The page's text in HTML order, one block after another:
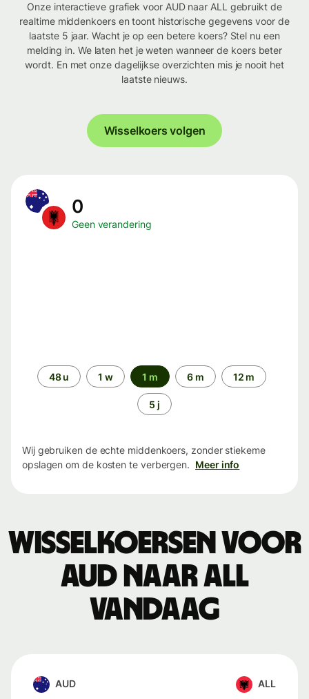
Onze interactieve grafiek voor AUD naar ALL gebruikt de
realtime middenkoers en toont historische gegevens voor de
laatste 5 jaar. Wacht je op een betere koers? Stel nu een
melding in. We laten het je weten wanneer de koers beter
wordt. En met onze dagelijkse overzichten mis je nooit het
laatste nieuws.
Wisselkoers volgen
0
Geen verandering
Periode48 u 1 w 1 m 6 m 12 m
5 j
Wij gebruiken de echte middenkoers, zonder stiekeme
opslagen om de kosten te verbergen. Meer info
Wisselkoersen voor
AUD naar ALL
vandaag
AUD ALL